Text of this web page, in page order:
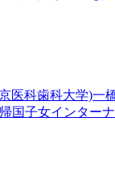
医科歯科大学)一
帰国子女インター